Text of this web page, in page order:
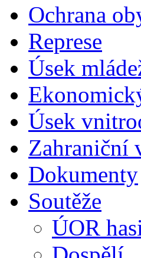
Ochrana
Represe
Úsek
Úsek
Zahraniční
Dokumenty
Soutěže
ÚOR